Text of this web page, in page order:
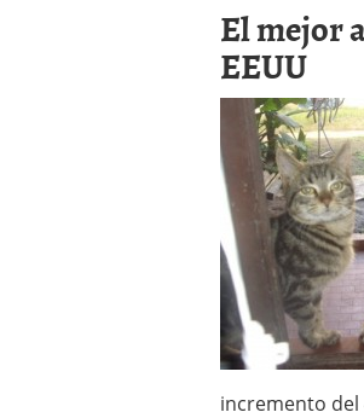
El mejor
EEUU
incremento del